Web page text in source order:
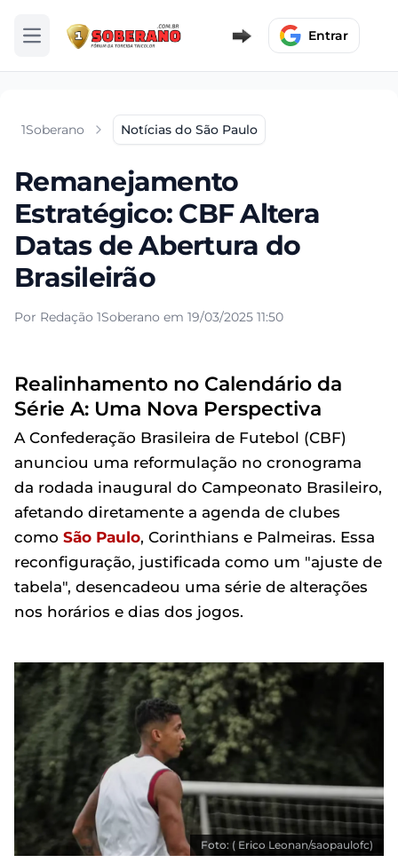
Abrir menu Entrar
1Soberano Notícias do São Paulo
Remanejamento
Estratégico: CBF Altera
Datas de Abertura do
Brasileirão
Por Redação 1Soberano em 19/03/2025 11:50
Realinhamento no Calendário da
Série A: Uma Nova Perspectiva
A Confederação Brasileira de Futebol (CBF)
anunciou uma reformulação no cronograma
da rodada inaugural do Campeonato Brasileiro,
afetando diretamente a agenda de clubes
como São Paulo, Corinthians e Palmeiras. Essa
reconfiguração, justificada como um "ajuste de
tabela", desencadeou uma série de alterações
nos horários e dias dos jogos.
Foto: ( Erico Leonan/saopaulofc)